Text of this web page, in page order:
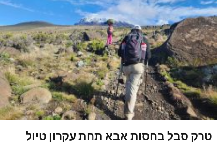
טרק סבל בחסות אבא תחת עקרון טיול